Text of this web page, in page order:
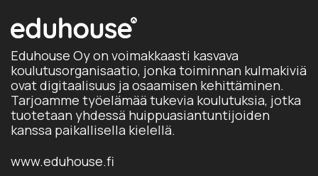
Eduhouse Oy on voimakkaasti kasvava
koulutusorganisaatio, jonka toiminnan kulmakiviä
ovat digitaalisuus ja osaamisen kehittäminen.
Tarjoamme työelämää tukevia koulutuksia, jotka
tuotetaan yhdessä huippuasiantuntijoiden
kanssa paikallisella kielellä.
www.eduhouse.fi